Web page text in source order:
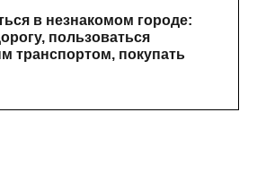
в незнакомом городе:
пользоваться
транспортом, покупать